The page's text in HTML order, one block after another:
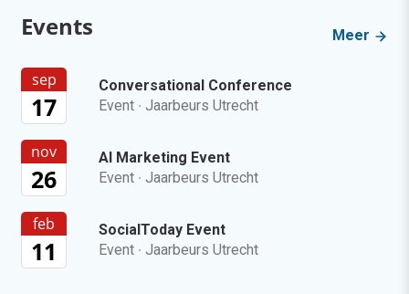
Events Meer
sep
17
Conversational Conference
Event · Jaarbeurs Utrecht
nov
26
AI Marketing Event
Event · Jaarbeurs Utrecht
feb
11
SocialToday Event
Event · Jaarbeurs Utrecht